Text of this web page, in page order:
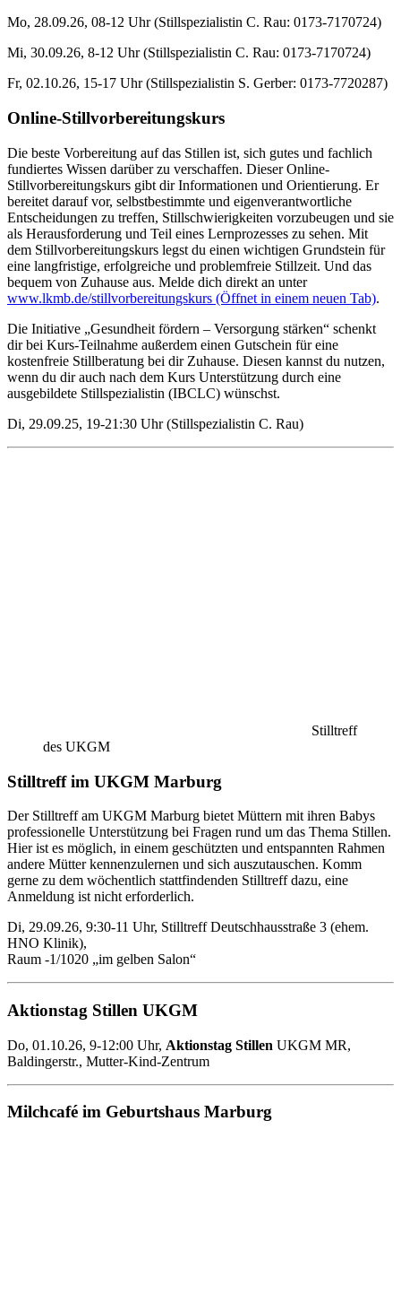
Mo, 28.09.26, 08-12 Uhr (Stillspezialistin C. Rau: 0173-7170724)
Mi, 30.09.26, 8-12 Uhr (Stillspezialistin C. Rau: 0173-7170724)
Fr, 02.10.26, 15-17 Uhr (Stillspezialistin S. Gerber: 0173-7720287)
Online-Stillvorbereitungskurs
Die beste Vorbereitung auf das Stillen ist, sich gutes und fachlich
fundiertes Wissen darüber zu verschaffen. Dieser Online-
Stillvorbereitungskurs gibt dir Informationen und Orientierung. Er
bereitet darauf vor, selbstbestimmte und eigenverantwortliche
Entscheidungen zu treffen, Stillschwierigkeiten vorzubeugen und sie
als Herausforderung und Teil eines Lernprozesses zu sehen. Mit
dem Stillvorbereitungskurs legst du einen wichtigen Grundstein für
eine langfristige, erfolgreiche und problemfreie Stillzeit. Und das
bequem von Zuhause aus. Melde dich direkt an unter
www.lkmb.de/stillvorbereitungskurs (Öffnet in einem neuen Tab).
Die Initiative „Gesundheit fördern – Versorgung stärken“ schenkt
dir bei Kurs-Teilnahme außerdem einen Gutschein für eine
kostenfreie Stillberatung bei dir Zuhause. Diesen kannst du nutzen,
wenn du dir auch nach dem Kurs Unterstützung durch eine
ausgebildete Stillspezialistin (IBCLC) wünschst.
Di, 29.09.25, 19-21:30 Uhr (Stillspezialistin C. Rau)
Stilltreff
des UKGM
Stilltreff im UKGM Marburg
Der Stilltreff am UKGM Marburg bietet Müttern mit ihren Babys
professionelle Unterstützung bei Fragen rund um das Thema Stillen.
Hier ist es möglich, in einem geschützten und entspannten Rahmen
andere Mütter kennenzulernen und sich auszutauschen. Komm
gerne zu dem wöchentlich stattfindenden Stilltreff dazu, eine
Anmeldung ist nicht erforderlich.
Di, 29.09.26, 9:30-11 Uhr, Stilltreff Deutschhausstraße 3 (ehem.
HNO Klinik),
Raum -1/1020 „im gelben Salon“
Aktionstag Stillen UKGM
Do, 01.10.26, 9-12:00 Uhr, Aktionstag Stillen UKGM MR,
Baldingerstr., Mutter-Kind-Zentrum
Milchcafé im Geburtshaus Marburg